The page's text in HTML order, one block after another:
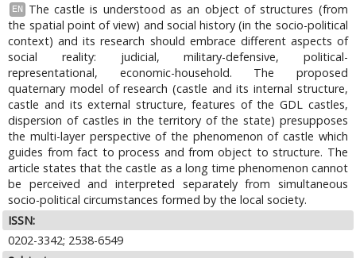
EN
The castle is understood as an object of structures (from
the spatial point of view) and social history (in the socio-political
context) and its research should embrace different aspects of
social reality: judicial, military-defensive, political-
representational, economic-household. The proposed
quaternary model of research (castle and its internal structure,
castle and its external structure, features of the GDL castles,
dispersion of castles in the territory of the state) presupposes
the multi-layer perspective of the phenomenon of castle which
guides from fact to process and from object to structure. The
article states that the castle as a long time phenomenon cannot
be perceived and interpreted separately from simultaneous
socio-political circumstances formed by the local society.
ISSN:
0202-3342; 2538-6549